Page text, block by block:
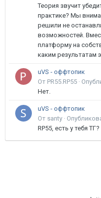
Теория звучит
практике? Мы
решили не
возможностей.
платформу на
каким
uVS - оффтопик
От PR55.RP55 ·
Нет.
uVS - оффтопик
От santy ·
RP55, есть у тебя ТГ?